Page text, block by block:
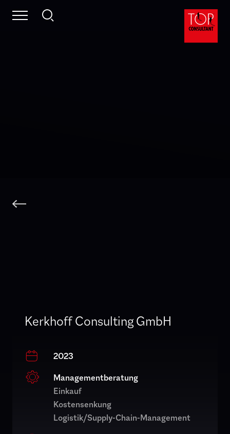
Kerkhoff Consulting GmbH
2023
Managementberatung
Einkauf
Kostensenkung
Logistik/Supply-Chain-Management